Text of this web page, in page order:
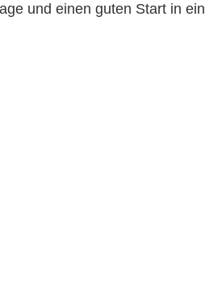
und einen guten Start in ein